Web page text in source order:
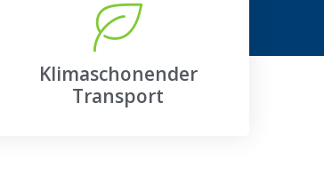
Klimaschonender
Transport